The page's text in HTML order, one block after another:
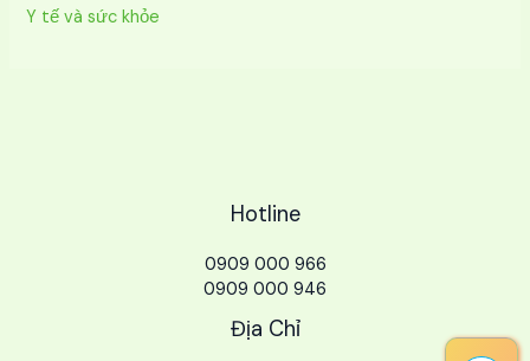
Y tế và sức khỏe
Hotline
0909 000 966
0909 000 946
Địa Chỉ